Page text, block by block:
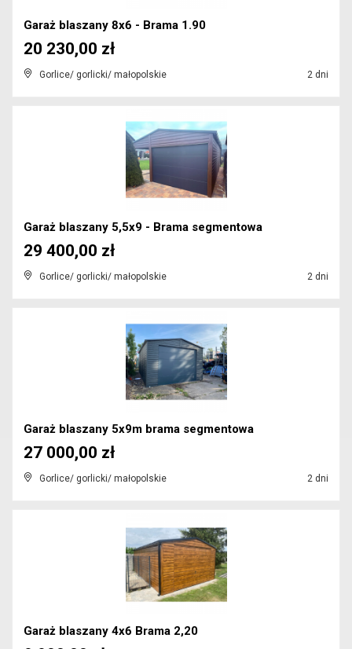
Garaż blaszany 8x6 - Brama 1.90
Gorlice/ gorlicki/ małopolskie 2 dni
20 230,00 zł
Garaż blaszany 5,5x9 - Brama segmentowa
Gorlice/ gorlicki/ małopolskie 2 dni
29 400,00 zł
Garaż blaszany 5x9m brama segmentowa
Gorlice/ gorlicki/ małopolskie 2 dni
27 000,00 zł
Garaż blaszany 4x6 Brama 2,20